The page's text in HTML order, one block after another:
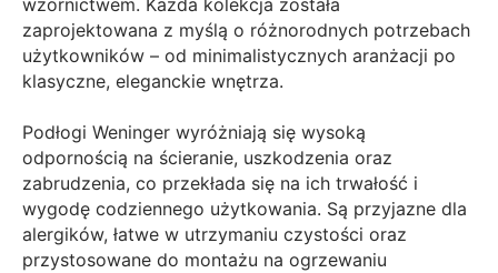
wzornictwem. Każda kolekcja została
zaprojektowana z myślą o różnorodnych potrzebach
użytkowników – od minimalistycznych aranżacji po
klasyczne, eleganckie wnętrza.
Podłogi Weninger wyróżniają się wysoką
odpornością na ścieranie, uszkodzenia oraz
zabrudzenia, co przekłada się na ich trwałość i
wygodę codziennego użytkowania. Są przyjazne dla
alergików, łatwe w utrzymaniu czystości oraz
przystosowane do montażu na ogrzewaniu